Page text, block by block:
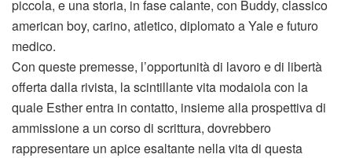
piccola, e una storia, in fase calante, con Buddy, classico
american boy, carino, atletico, diplomato a Yale e futuro
medico.
Con queste premesse, l’opportunità di lavoro e di libertà
offerta dalla rivista, la scintillante vita modaiola con la
quale Esther entra in contatto, insieme alla prospettiva di
ammissione a un corso di scrittura, dovrebbero
rappresentare un apice esaltante nella vita di questa